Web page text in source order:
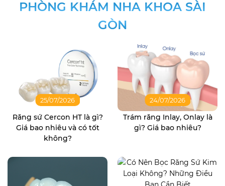
PHÒNG KHÁM NHA KHOA SÀI
GÒN
25/07/2026
Răng sứ Cercon HT là gì?
Giá bao nhiêu và có tốt
không?
24/07/2026
Trám răng Inlay, Onlay là
gì? Giá bao nhiêu?